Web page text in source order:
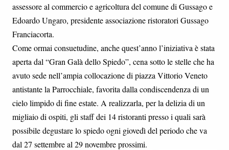
assessore al commercio e agricoltura del comune di Gussago e
Edoardo Ungaro, presidente associazione ristoratori Gussago
Franciacorta.
Come ormai consuetudine, anche quest’anno l’iniziativa è stata
aperta dal “Gran Galà dello Spiedo”, cena sotto le stelle che ha
avuto sede nell’ampia collocazione di piazza Vittorio Veneto
antistante la Parrocchiale, favorita dalla condiscendenza di un
cielo limpido di fine estate. A realizzarla, per la delizia di un
migliaio di ospiti, gli staff dei 14 ristoranti presso i quali sarà
possibile degustare lo spiedo ogni giovedì del periodo che va
dal 27 settembre al 29 novembre prossimi.